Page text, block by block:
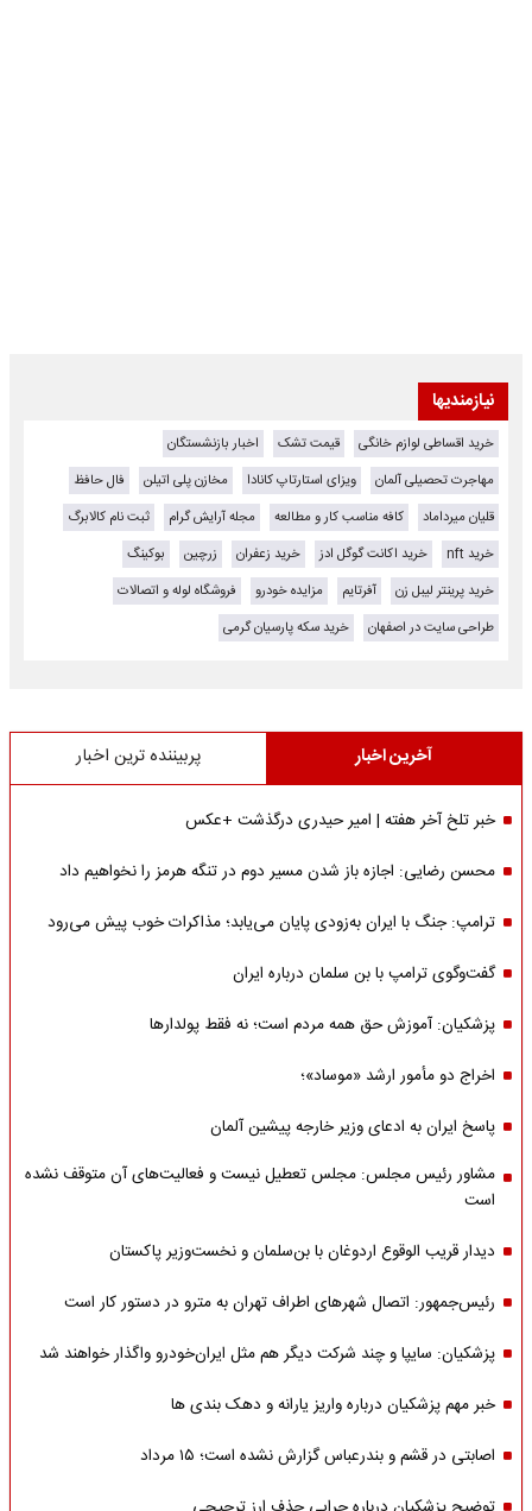
نیازمندیها
خرید اقساطی لوازم خانگی قیمت تشک
اخبار بازنشستگان
مهاجرت تحصیلی آلمان
ویزای استارتاپ کانادا مخازن پلی اتیلن
فال حافظ
قلیان میرداماد
کافه مناسب کار و مطالعه مجله آرایش گرام
ثبت نام کالابرگ
خرید nft
خرید اکانت گوگل ادز خرید زعفران زرچین
بوکینگ
خرید پرینتر لیبل زن
آفرتایم مزایده خودرو
فروشگاه لوله و اتصالات
طراحی سایت در اصفهان
خرید سکه پارسیان گرمی
آخرین اخبار پربیننده ترین اخبار
خبر تلخ آخر هفته | امیر حیدری درگذشت +عکس
محسن رضایی: اجازه باز شدن مسیر دوم در تنگه هرمز را نخواهیم داد
ترامپ: جنگ با ایران به‌زودی پایان می‌یابد؛ مذاکرات خوب پیش می‌رود
گفت‌وگوی ترامپ با بن سلمان درباره ایران
پزشکیان: آموزش حق همه مردم است؛ نه فقط پولدارها
اخراج دو مأمور ارشد «موساد»؛
پاسخ ایران به ادعای وزیر خارجه پیشین آلمان
مشاور رئیس مجلس: مجلس تعطیل نیست و فعالیت‌های آن متوقف نشده
است
دیدار قریب الوقوع اردوغان با بن‌سلمان و نخست‌وزیر پاکستان
رئیس‌جمهور: اتصال شهرهای اطراف تهران به مترو در دستور کار است
پزشکیان: سایپا و چند شرکت دیگر هم مثل ایران‌خودرو واگذار خواهند شد
خبر مهم پزشکیان درباره واریز یارانه و دهک بندی ها
اصابتی در قشم و بندرعباس گزارش نشده است؛ ۱۵ مرداد